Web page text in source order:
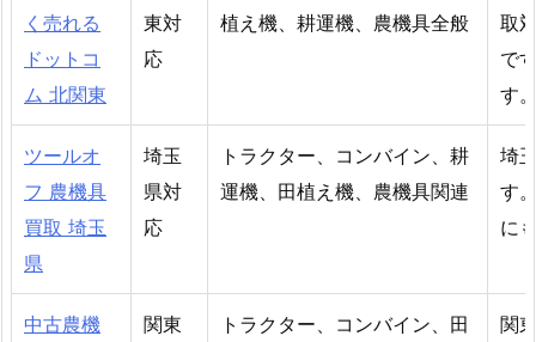
く売れる
ドットコ
ム 北関東
東対
応
植え機、耕運機、農機具全般
取
で
す
ツールオ
フ 農機具
買取 埼玉
県
埼玉
県対
応
トラクター、コンバイン、耕
運機、田植え機、農機具関連
埼
す
に
中古農機
関東
トラクター、コンバイン、田
関